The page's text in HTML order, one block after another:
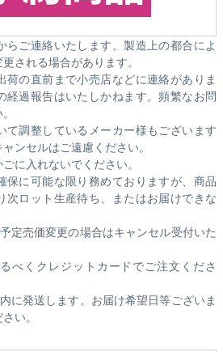
らご連絡いたします。製造上の都合によ
される場合があります。
荷の直前まで小売店などに連絡がありま
経過報告はいたしかねます。頻繁なお問
て調整しているメーカー様もございます
ンセルはご遠慮ください。
に入れないでください。
保に可能な限り務めておりますが、商品
次ロット生産待ち、またはお届けできな
定売価変更の場合はキャンセル受付いた
べくクレジットカードでご注文くださ
に発送します。お届け希望日等ございま
い。